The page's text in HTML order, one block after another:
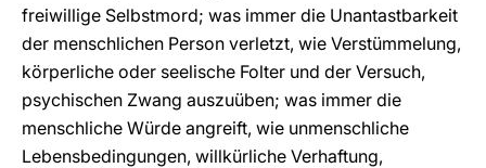
freiwillige Selbstmord; was immer die Unantastbarkeit
der menschlichen Person verletzt, wie Verstümmelung,
körperliche oder seelische Folter und der Versuch,
psychischen Zwang auszuüben; was immer die
menschliche Würde angreift, wie unmenschliche
Lebensbedingungen, willkürliche Verhaftung,